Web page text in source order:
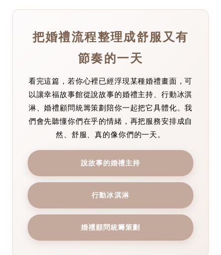
把婚禮流程整理成舒服又有
節奏的一天
看完這篇，若你心裡已經浮現某種婚禮畫面，可
以讓幸福故事館從說故事的婚禮主持、行動冰淇
淋、婚禮顧問統籌策劃陪你一起把它具體化。我
們會先聽懂你們在乎的情緒，再把服務安排成自
然、舒服、真的像你們的一天。
說故事的婚禮主持
行動冰淇淋
婚禮顧問統籌策劃